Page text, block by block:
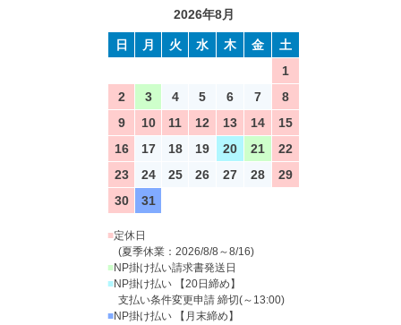
2026年8月
日 月 火 水 木 金
土
1
2
3 4 5 6 7
8
9
10 11 12 13 14
15
16
17 18 19 20 21
22
23
24 25 26 27 28
29
30
31
■定休日
(夏季休業：2026/8/8～8/16)
■NP掛け払い請求書発送日
■NP掛け払い 【20日締め】
支払い条件変更申請 締切(～13:00)
■NP掛け払い 【月末締め】